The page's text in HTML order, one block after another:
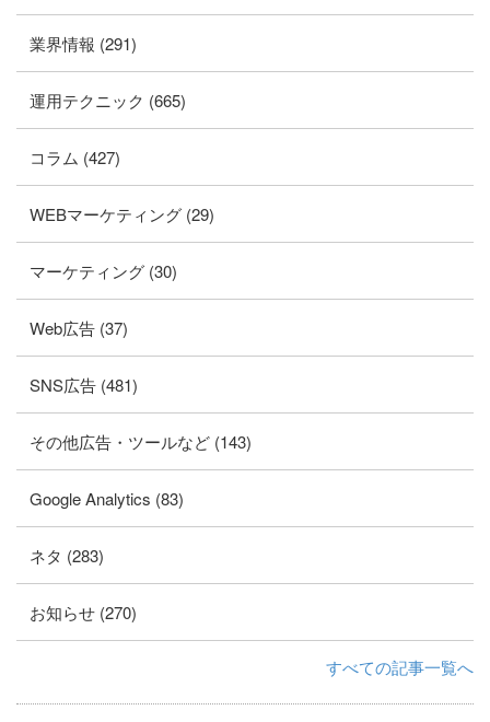
業界情報 (291)
運用テクニック (665)
コラム (427)
WEBマーケティング (29)
マーケティング (30)
Web広告 (37)
SNS広告 (481)
その他広告・ツールなど (143)
Google Analytics (83)
ネタ (283)
お知らせ (270)
すべての記事一覧へ